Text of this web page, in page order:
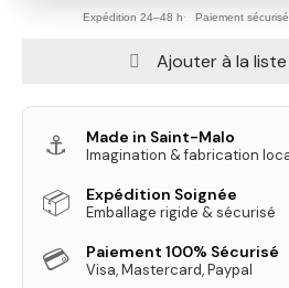
Expédition 24–48 h Paiement sécurisé
Ajouter à la liste
⚓ Made in Saint-Malo
Imagination & fabrication
📦 Expédition Soignée
Emballage rigide & sécurisé
💳 Paiement 100% Sécurisé
Visa, Mastercard, Paypal